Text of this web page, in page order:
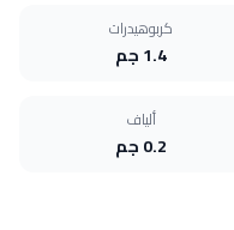
كربوهيدرات
1.4 جم
ألياف
0.2 جم